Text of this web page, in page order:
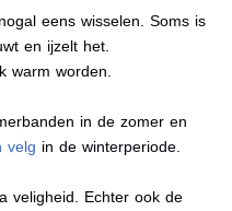
eens wisselen. Soms is
en ijzelt het.
warm worden.
in de zomer en
velg in de winterperiode.
veligheid. Echter ook de